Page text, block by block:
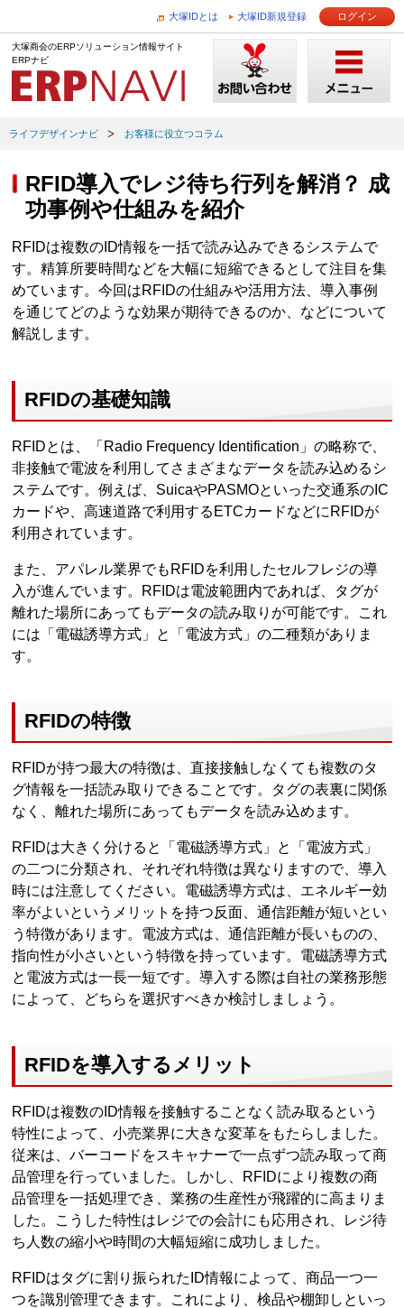
大塚IDとは 大塚ID新規登録 ログイン
大塚商会のERPソリューション情報サイト
ERPナビ
ライフデザインナビ お客様に役立つコラム
RFID導入でレジ待ち行列を解消？ 成
功事例や仕組みを紹介
RFIDは複数のID情報を一括で読み込みできるシステムで
す。精算所要時間などを大幅に短縮できるとして注目を集
めています。今回はRFIDの仕組みや活用方法、導入事例
を通じてどのような効果が期待できるのか、などについて
解説します。
RFIDの基礎知識
RFIDとは、「Radio Frequency Identification」の略称で、
非接触で電波を利用してさまざまなデータを読み込めるシ
ステムです。例えば、SuicaやPASMOといった交通系のIC
カードや、高速道路で利用するETCカードなどにRFIDが
利用されています。
また、アパレル業界でもRFIDを利用したセルフレジの導
入が進んでいます。RFIDは電波範囲内であれば、タグが
離れた場所にあってもデータの読み取りが可能です。これ
には「電磁誘導方式」と「電波方式」の二種類がありま
す。
RFIDの特徴
RFIDが持つ最大の特徴は、直接接触しなくても複数のタ
グ情報を一括読み取りできることです。タグの表裏に関係
なく、離れた場所にあってもデータを読み込めます。
RFIDは大きく分けると「電磁誘導方式」と「電波方式」
の二つに分類され、それぞれ特徴は異なりますので、導入
時には注意してください。電磁誘導方式は、エネルギー効
率がよいというメリットを持つ反面、通信距離が短いとい
う特徴があります。電波方式は、通信距離が長いものの、
指向性が小さいという特徴を持っています。電磁誘導方式
と電波方式は一長一短です。導入する際は自社の業務形態
によって、どちらを選択すべきか検討しましょう。
RFIDを導入するメリット
RFIDは複数のID情報を接触することなく読み取るという
特性によって、小売業界に大きな変革をもたらしました。
従来は、バーコードをスキャナーで一点ずつ読み取って商
品管理を行っていました。しかし、RFIDにより複数の商
品管理を一括処理でき、業務の生産性が飛躍的に高まりま
した。こうした特性はレジでの会計にも応用され、レジ待
ち人数の縮小や時間の大幅短縮に成功しました。
RFIDはタグに割り振られたID情報によって、商品一つ一
つを識別管理できます。これにより、検品や棚卸しといっ